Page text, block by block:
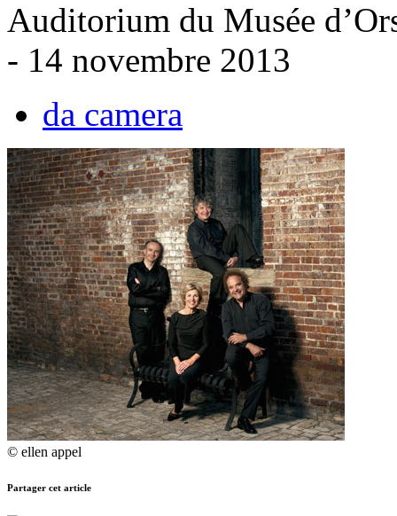
Auditorium du Musée
- 14 novembre 2013
da camera
© ellen appel
Partager cet article